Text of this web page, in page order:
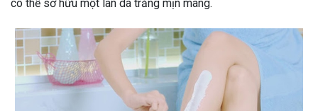
có thể sở hữu một làn da trắng mịn màng.